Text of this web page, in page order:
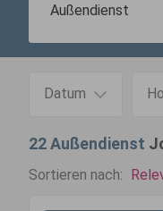
Datum
22Außendienst
Sortieren nach: